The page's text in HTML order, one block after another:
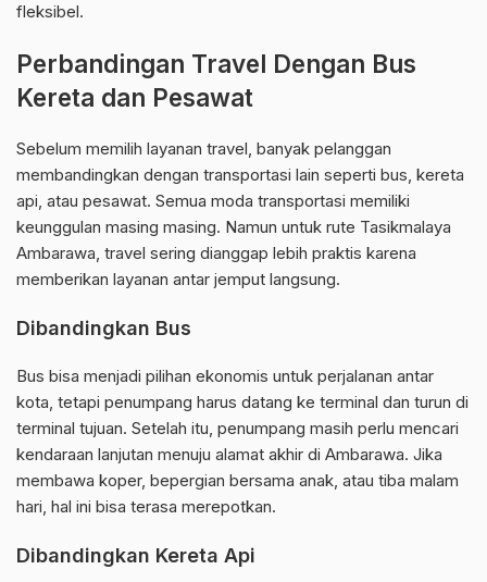
fleksibel.
Perbandingan Travel Dengan Bus
Kereta dan Pesawat
Sebelum memilih layanan travel, banyak pelanggan
membandingkan dengan transportasi lain seperti bus, kereta
api, atau pesawat. Semua moda transportasi memiliki
keunggulan masing masing. Namun untuk rute Tasikmalaya
Ambarawa, travel sering dianggap lebih praktis karena
memberikan layanan antar jemput langsung.
Dibandingkan Bus
Bus bisa menjadi pilihan ekonomis untuk perjalanan antar
kota, tetapi penumpang harus datang ke terminal dan turun di
terminal tujuan. Setelah itu, penumpang masih perlu mencari
kendaraan lanjutan menuju alamat akhir di Ambarawa. Jika
membawa koper, bepergian bersama anak, atau tiba malam
hari, hal ini bisa terasa merepotkan.
Dibandingkan Kereta Api